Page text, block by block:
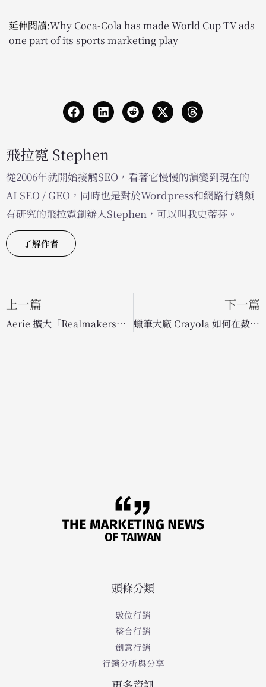
延伸閱讀:Why Coca-Cola has made World Cup TV ads
one part of its sports marketing play
飛拉霓 Stephen
從2006年就開始接觸SEO，看著它慢慢的演變到現在的
AI SEO / GEO，同時也是對於Wordpress和網路行銷頗
有研究的飛拉霓創辦人Stephen，可以叫我史蒂芬。
了解作者
上一篇
Aerie 擴大「Realmakers」創作者計畫：深耕真實社群，引領素人行銷新趨勢
下一篇
蠟筆大廠 Crayola 如何在數位時代重塑經典？揭秘百年品牌的轉型與創新之路
頭條分類
數位行銷
整合行銷
創意行銷
行銷分析與分享